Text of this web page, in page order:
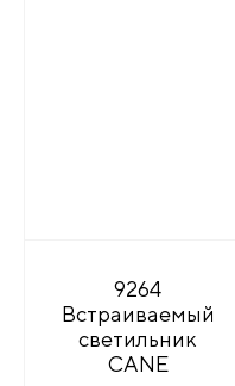
9264
Встраиваемый
светильник
CANE